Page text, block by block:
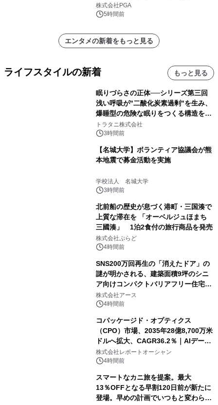
株式会社PGAが8月7日発売
株式会社PGA
5時間前
エンタメの新着をもっと見る
ライフスタイルの新着 もっと見る
眠りづらさの正体──シリーズ第三回
浅い呼吸が"二酸化炭素過剰"を生み、
爆睡型の危険な眠りをつくる構造を解
説
トラタニ株式会社
3時間前
【名城大学】ボランティア協議会が熊
本地震で募金活動を実施
学校法人 名城大学
3時間前
北前船の歴史が息づく港町・三国湊で
上質な滞在を 「オーベルジュほまち
三國湊」 1泊2食付の旅行商品を発売
株式会社ぷらど
4時間前
SNS200万回再生の「消えたドア」の
謎が明かされる、建築面積9坪のシニ
ア向けコンパクトバリアフリー住宅が
誕生
株式会社アース
4時間前
コパッケージド・オプティクス
（CPO）市場、2035年28億8,700万米
ドルへ拡大、CAGR36.2％｜AIデータ
センター・高速光通信需要が成長を加
速
株式会社レポートオーシャン
4時間前
スマートなカニ旅を提案。最大
13％OFFとなる早割120日前が新たに
登場。早めの計画でいつもと変わらぬ